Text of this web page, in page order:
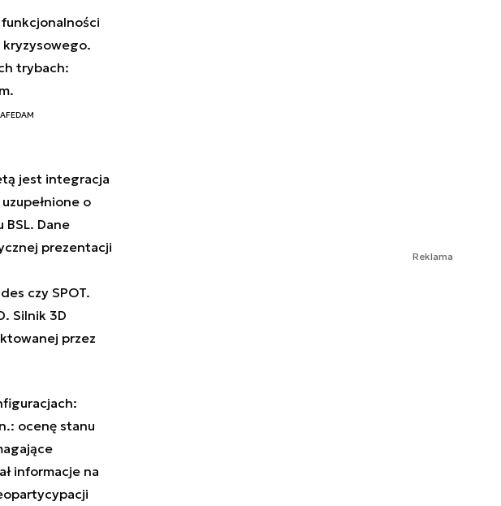
funkcjonalności
kryzysowego.
trybach:
jest integracja
o
Dane
prezentacji
czy SPOT.
Silnik 3D
przez
ocenę stanu
informacje na
Reklama